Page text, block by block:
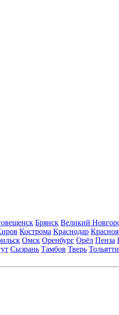
Брянск Великий
Кострома Краснодар
Омск Оренбург Орёл Пенза
Сызрань Тамбов Тверь Тольятти